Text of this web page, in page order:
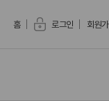
홈 로그인 회원